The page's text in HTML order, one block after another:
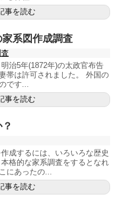
事を読む
系図作成調査
治5年(1872年)の太政官布告
帯は許可されました。 外国の
です...
事を読む
成するには、いろいろな歴史
格的な家系調査をするとなれ
にあったの...
事を読む